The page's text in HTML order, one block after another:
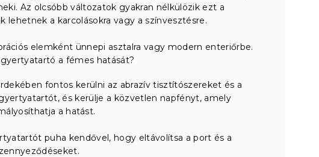
Az olcsóbb változatok gyakran nélkülözik ezt a
lehetnek a karcolásokra vagy a színvesztésre.
elemként ünnepi asztalra vagy modern enteriőrbe.
a fémes hatását?
fontos kerülni az abrazív tisztítószereket és a
és kerülje a közvetlen napfényt, amely
a hatást.
puha kendővel, hogy eltávolítsa a port és a